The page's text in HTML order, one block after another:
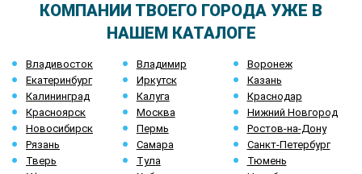
КОМПАНИИ ТВОЕГО ГОРОДА УЖЕ В
НАШЕМ КАТАЛОГЕ
Владивосток Владимир
Воронеж
Екатеринбург
Иркутск
Казань
Калининград
Калуга
Краснодар
Красноярск
Москва
Нижний Новгород
Новосибирск
Пермь
Ростов-на-Дону
Рязань
Самара
Санкт-Петербург
Тверь
Тула
Тюмень